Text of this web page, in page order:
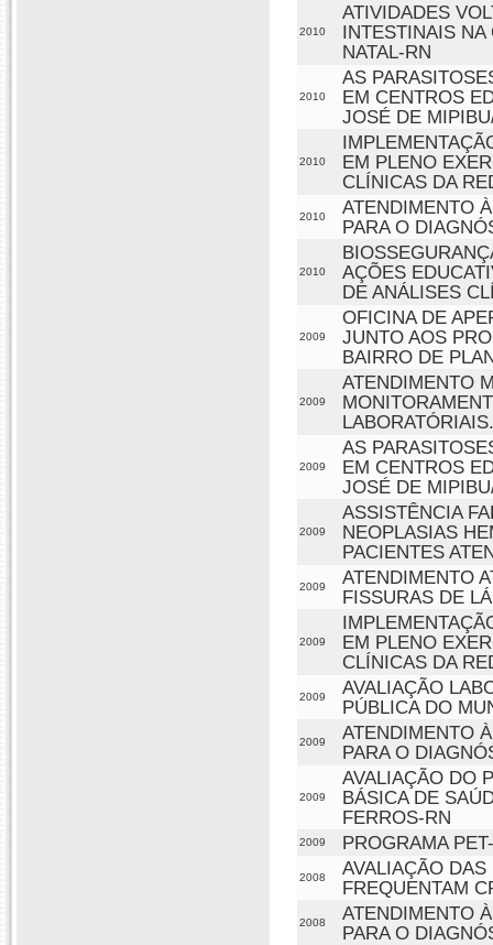
2010
ATIVIDADES
INTESTINAIS
NATAL-RN
2010
AS
EM CENTROS
JOSÉ DE
2010
EM PLENO
CLÍNICAS DA
2010
ATENDIMENTO
PARA O
2010
AÇÕES
DE ANÁLISES
2009
OFICINA DE
JUNTO AOS
BAIRRO DE
2009
ATENDIMENTO
LABORATÓRIAIS.
2009
AS
EM CENTROS
JOSÉ DE
2009
ASSISTÊNCIA
NEOPLASIAS
PACIENTES
2009
ATENDIMENTO
FISSURAS DE
2009
EM PLENO
CLÍNICAS DA
2009
AVALIAÇÃO
PÚBLICA DO
2009
ATENDIMENTO
PARA O
2009
AVALIAÇÃO DO
BÁSICA DE
FERROS-RN
2009 PROGRAMA
2008
AVALIAÇÃO
FREQUENTAM
2008
ATENDIMENTO
PARA O